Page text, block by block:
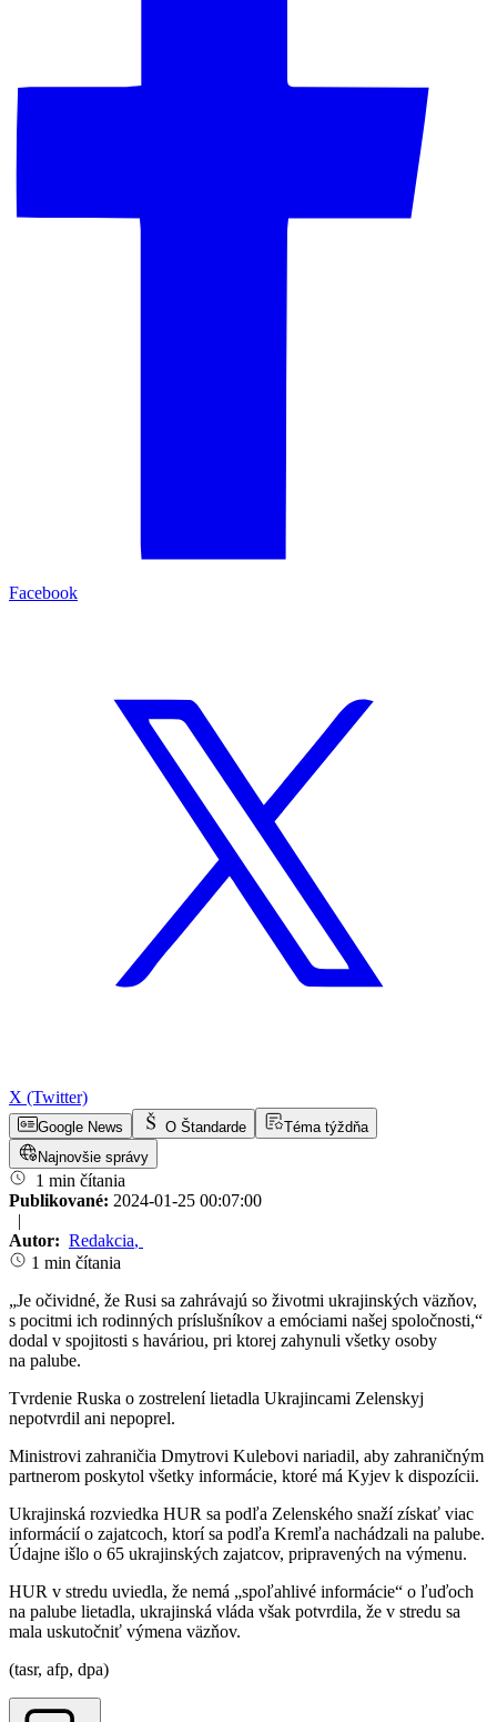
Facebook
X (Twitter)
Google News O Štandarde
Téma týždňa
Najnovšie správy
1 min čítania
Publikované: 2024-01-25 00:07:00
|
Autor: Redakcia,
1 min čítania
„Je očividné, že Rusi sa zahrávajú so životmi ukrajinských väzňov,
s pocitmi ich rodinných príslušníkov a emóciami našej spoločnosti,“
dodal v spojitosti s haváriou, pri ktorej zahynuli všetky osoby
na palube.
Tvrdenie Ruska o zostrelení lietadla Ukrajincami Zelenskyj
nepotvrdil ani nepoprel.
Ministrovi zahraničia Dmytrovi Kulebovi nariadil, aby zahraničným
partnerom poskytol všetky informácie, ktoré má Kyjev k dispozícii.
Ukrajinská rozviedka HUR sa podľa Zelenského snaží získať viac
informácií o zajatcoch, ktorí sa podľa Kremľa nachádzali na palube.
Údajne išlo o 65 ukrajinských zajatcov, pripravených na výmenu.
HUR v stredu uviedla, že nemá „spoľahlivé informácie“ o ľuďoch
na palube lietadla, ukrajinská vláda však potvrdila, že v stredu sa
mala uskutočniť výmena väzňov.
(tasr, afp, dpa)